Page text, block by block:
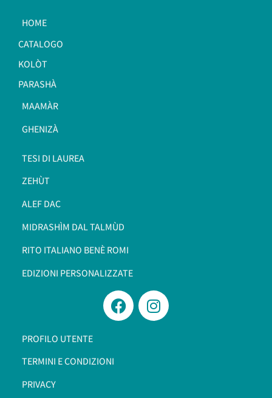
HOME
CATALOGO
KOLÒT
PARASHÀ
MAAMÀR
GHENIZÀ
TESI DI LAUREA
ZEHÙT
ALEF DAC
MIDRASHÌM DAL TALMÙD
RITO ITALIANO BENÈ ROMI​
EDIZIONI PERSONALIZZATE
PROFILO UTENTE
TERMINI E CONDIZIONI
PRIVACY